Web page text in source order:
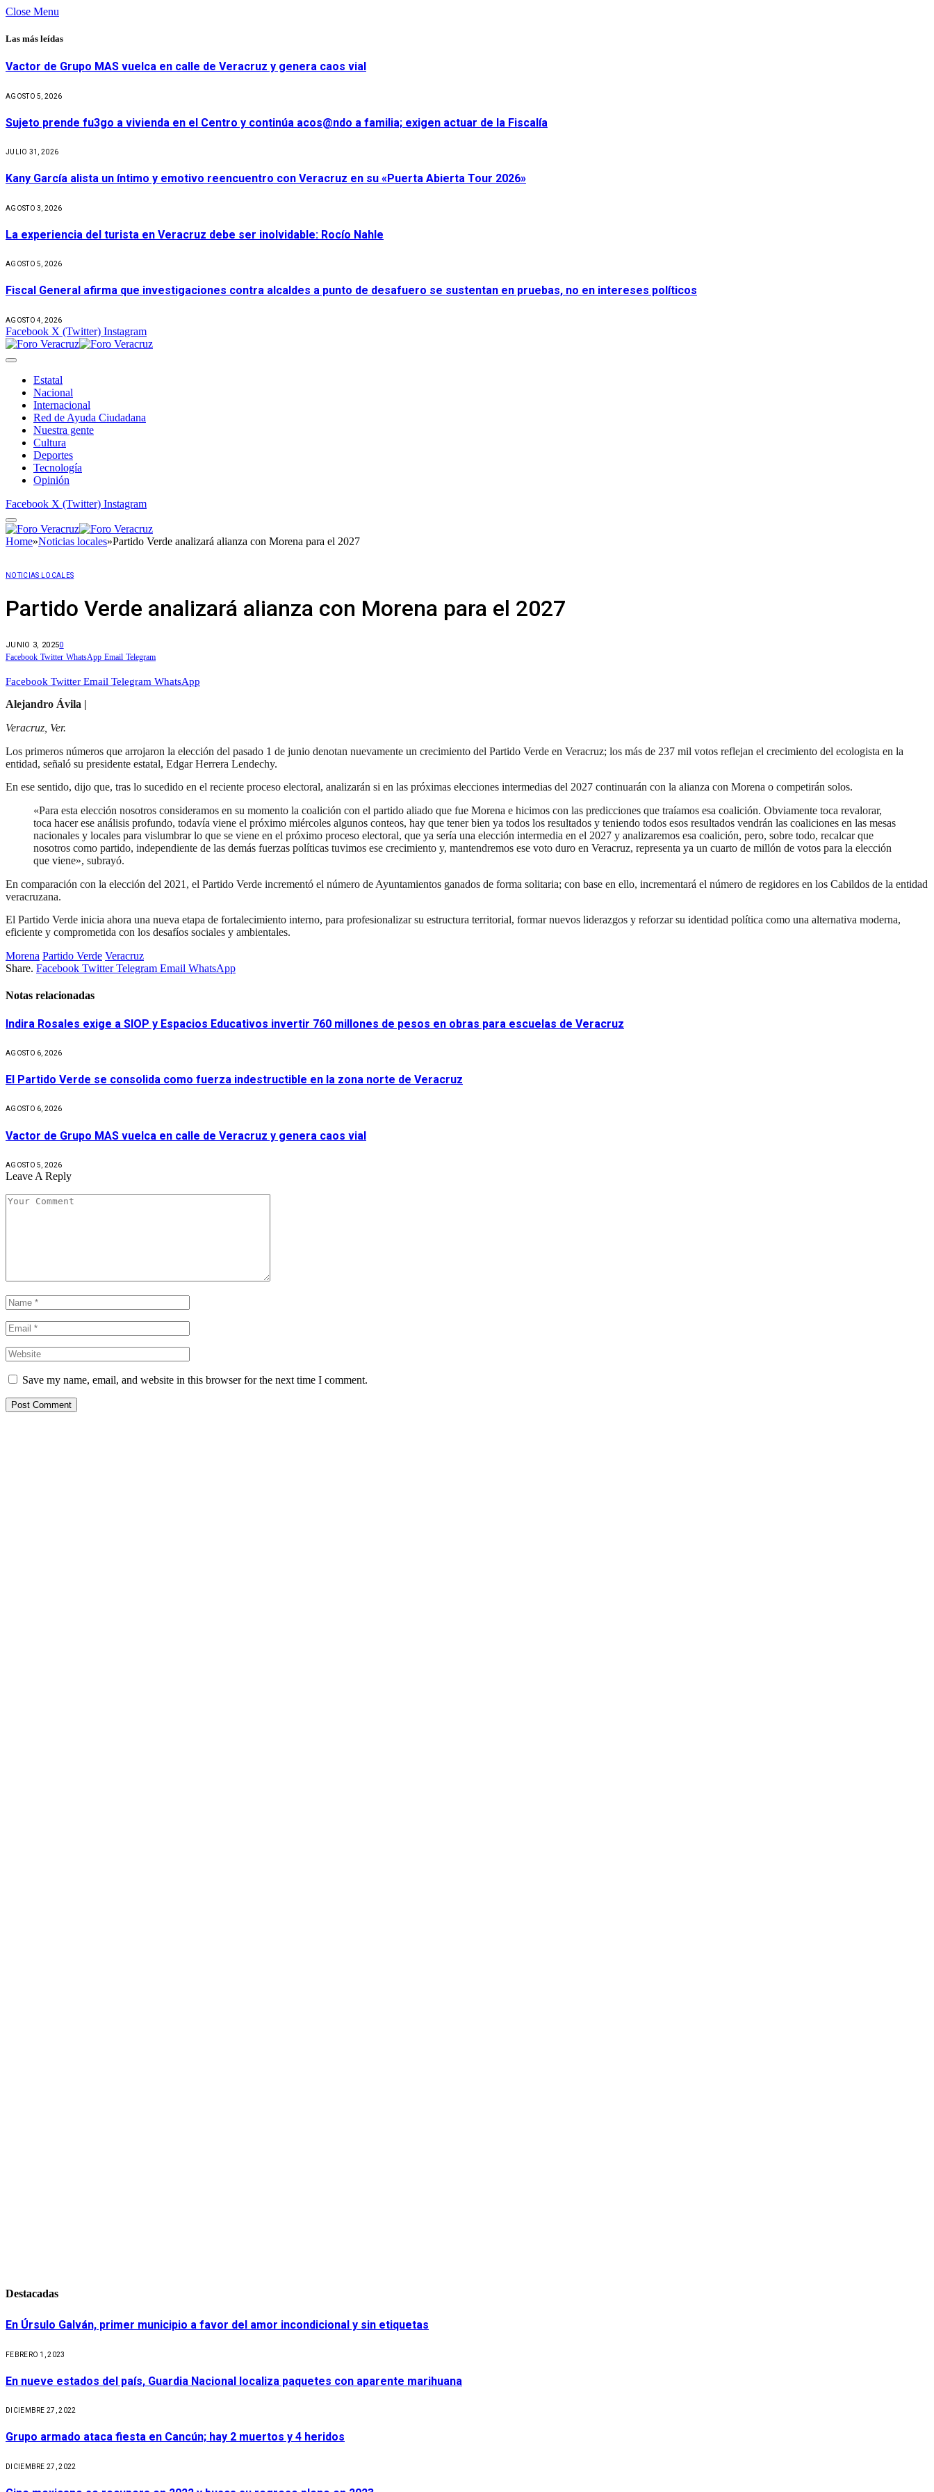
Close Menu
Las más leídas
Vactor de Grupo MAS vuelca en calle de Veracruz y genera caos vial
AGOSTO 5, 2026
Sujeto prende fu3go a vivienda en el Centro y continúa acos@ndo a familia; exigen actuar de la Fiscalía
JULIO 31, 2026
Kany García alista un íntimo y emotivo reencuentro con Veracruz en su «Puerta Abierta Tour 2026»
AGOSTO 3, 2026
La experiencia del turista en Veracruz debe ser inolvidable: Rocío Nahle
AGOSTO 5, 2026
Fiscal General afirma que investigaciones contra alcaldes a punto de desafuero se sustentan en pruebas, no en intereses políticos
AGOSTO 4, 2026
Facebook X (Twitter) Instagram
Estatal
Nacional
Internacional
Red de Ayuda Ciudadana
Nuestra gente
Cultura
Deportes
Tecnología
Opinión
Facebook X (Twitter) Instagram
Home»Noticias locales»Partido Verde analizará alianza con Morena para el 2027
NOTICIAS LOCALES
Partido Verde analizará alianza con Morena para el 2027
JUNIO 3, 20250
Facebook Twitter WhatsApp Email Telegram
Facebook Twitter Email Telegram WhatsApp
Alejandro Ávila |
Veracruz, Ver.
Los primeros números que arrojaron la elección del pasado 1 de junio denotan nuevamente un crecimiento del Partido Verde en Veracruz; los más de 237 mil votos reflejan el crecimiento del ecologista en la
entidad, señaló su presidente estatal, Edgar Herrera Lendechy.
En ese sentido, dijo que, tras lo sucedido en el reciente proceso electoral, analizarán si en las próximas elecciones intermedias del 2027 continuarán con la alianza con Morena o competirán solos.
«Para esta elección nosotros consideramos en su momento la coalición con el partido aliado que fue Morena e hicimos con las predicciones que traíamos esa coalición. Obviamente toca revalorar,
toca hacer ese análisis profundo, todavía viene el próximo miércoles algunos conteos, hay que tener bien ya todos los resultados y teniendo todos esos resultados vendrán las coaliciones en las mesas
nacionales y locales para vislumbrar lo que se viene en el próximo proceso electoral, que ya sería una elección intermedia en el 2027 y analizaremos esa coalición, pero, sobre todo, recalcar que
nosotros como partido, independiente de las demás fuerzas políticas tuvimos ese crecimiento y, mantendremos ese voto duro en Veracruz, representa ya un cuarto de millón de votos para la elección
que viene», subrayó.
En comparación con la elección del 2021, el Partido Verde incrementó el número de Ayuntamientos ganados de forma solitaria; con base en ello, incrementará el número de regidores en los Cabildos de la entidad
veracruzana.
El Partido Verde inicia ahora una nueva etapa de fortalecimiento interno, para profesionalizar su estructura territorial, formar nuevos liderazgos y reforzar su identidad política como una alternativa moderna,
eficiente y comprometida con los desafíos sociales y ambientales.
Morena Partido Verde Veracruz
Share. Facebook Twitter Telegram Email WhatsApp
Notas relacionadas
Indira Rosales exige a SIOP y Espacios Educativos invertir 760 millones de pesos en obras para escuelas de Veracruz
AGOSTO 6, 2026
El Partido Verde se consolida como fuerza indestructible en la zona norte de Veracruz
AGOSTO 6, 2026
Vactor de Grupo MAS vuelca en calle de Veracruz y genera caos vial
AGOSTO 5, 2026
Leave A Reply
Save my name, email, and website in this browser for the next time I comment.
Destacadas
En Úrsulo Galván, primer municipio a favor del amor incondicional y sin etiquetas
FEBRERO 1, 2023
En nueve estados del país, Guardia Nacional localiza paquetes con aparente marihuana
DICIEMBRE 27, 2022
Grupo armado ataca fiesta en Cancún; hay 2 muertos y 4 heridos
DICIEMBRE 27, 2022